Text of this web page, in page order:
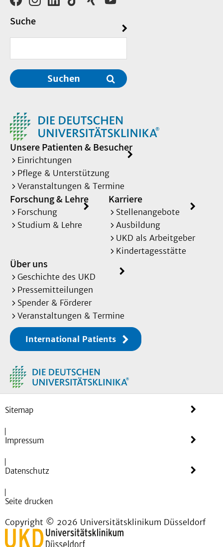
Suche
Suchen
Unsere Patienten & Besucher
Einrichtungen
Pflege & Unterstützung
Veranstaltungen & Termine
Forschung & Lehre
Forschung
Studium & Lehre
Karriere
Stellenangebote
Ausbildung
UKD als Arbeitgeber
Kindertagesstätte
Über uns
Geschichte des UKD
Pressemitteilungen
Spender & Förderer
Veranstaltungen & Termine
International Patients
Sitemap
Impressum
Datenschutz
Seite drucken
Copyright © 2026 Universitätsklinikum Düsseldorf